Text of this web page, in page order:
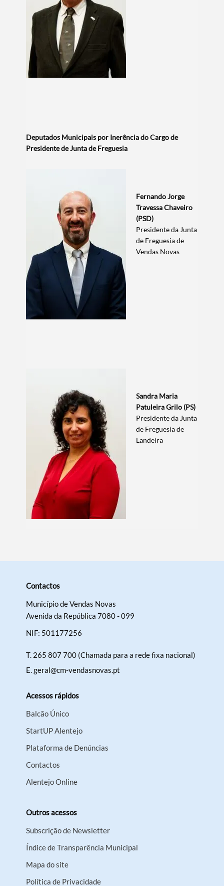
Deputados Municipais por Inerência do Cargo de
Presidente de Junta de Freguesia​
Fernando Jorge
Travessa Chaveiro
(PSD)
Presidente da Junta
de Freguesia de
Vendas Novas
Sandra Maria
Patuleira Grilo (PS)
Presidente da Junta
de Freguesia de
Landeira
Contactos
Município de Vendas Novas
Avenida da República 7080 - 099
NIF: 501177256
T. 265 807 700 (Chamada para a rede fixa nacional)
E.geral@cm-vendasnovas.pt
Acessos rápidos
Balcão Único
StartUP Alentejo
Plataforma de Denúncias
Contactos
Alentejo Online
Outros acessos
Subscrição de Newsletter
Índice de Transparência Municipal
Mapa do site
Política de Privacidade